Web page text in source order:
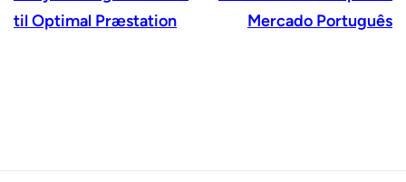
til Optimal Præstation
Mercado Português